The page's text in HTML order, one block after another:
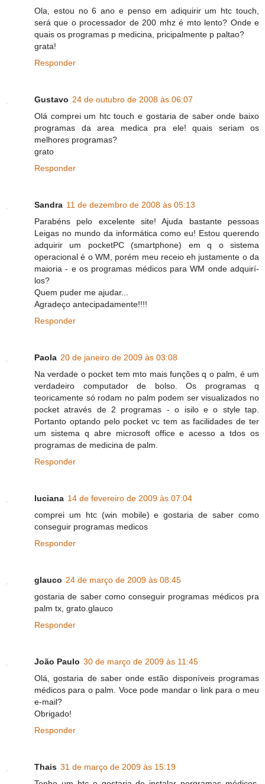
Ola, estou no 6 ano e penso em adiquirir um htc touch,
será que o processador de 200 mhz é mto lento? Onde e
quais os programas p medicina, pricipalmente p paltao?
grata!
Responder
Gustavo 24 de outubro de 2008 às 06:07
Olá comprei um htc touch e gostaria de saber onde baixo
programas da area medica pra ele! quais seriam os
melhores programas?
grato
Responder
Sandra 11 de dezembro de 2008 às 05:13
Parabéns pelo excelente site! Ajuda bastante pessoas
Leigas no mundo da informática como eu! Estou querendo
adquirir um pocketPC (smartphone) em q o sistema
operacional é o WM, porém meu receio eh justamente o da
maioria - e os programas médicos para WM onde adquirí-
los?
Quem puder me ajudar...
Agradeço antecipadamente!!!!
Responder
Paola 20 de janeiro de 2009 às 03:08
Na verdade o pocket tem mto mais funções q o palm, é um
verdadeiro computador de bolso. Os programas q
teoricamente só rodam no palm podem ser visualizados no
pocket através de 2 programas - o isilo e o style tap.
Portanto optando pelo pocket vc tem as facilidades de ter
um sistema q abre microsoft office e acesso a tdos os
programas de medicina de palm.
Responder
luciana 14 de fevereiro de 2009 às 07:04
comprei um htc (win mobile) e gostaria de saber como
conseguir programas medicos
Responder
glauco 24 de março de 2009 às 08:45
gostaria de saber como conseguir programas médicos pra
palm tx, grato.glauco
Responder
João Paulo 30 de março de 2009 às 11:45
Olá, gostaria de saber onde estão disponíveis programas
médicos para o palm. Voce pode mandar o link para o meu
e-mail?
Obrigado!
Responder
Thais 31 de março de 2009 às 15:19